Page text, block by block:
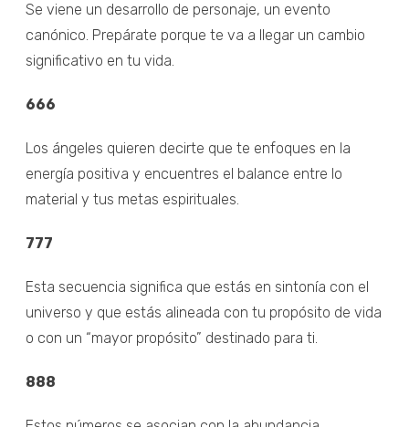
Se viene un desarrollo de personaje, un evento
canónico. Prepárate porque te va a llegar un cambio
significativo en tu vida.
666
Los ángeles quieren decirte que te enfoques en la
energía positiva y encuentres el balance entre lo
material y tus metas espirituales.
777
Esta secuencia significa que estás en sintonía con el
universo y que estás alineada con tu propósito de vida
o con un “mayor propósito” destinado para ti.
888